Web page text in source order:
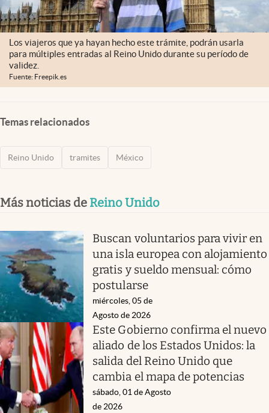
Los viajeros que ya hayan hecho este trámite, podrán usarla
para múltiples entradas al Reino Unido durante su período de
validez.
Fuente: Freepik.es
Temas relacionados
Reino Unido tramites México
Más noticias de Reino Unido
Buscan voluntarios para vivir en
una isla europea con alojamiento
gratis y sueldo mensual: cómo
postularse
miércoles, 05 de
Agosto de 2026
Este Gobierno confirma el nuevo
aliado de los Estados Unidos: la
salida del Reino Unido que
cambia el mapa de potencias
sábado, 01 de Agosto
de 2026